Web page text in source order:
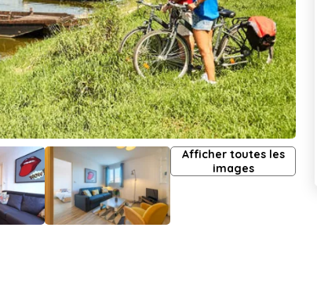
Afficher toutes les
images